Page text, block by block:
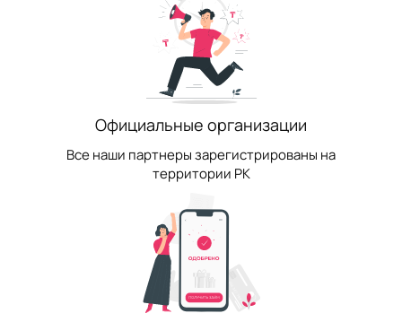
Официальные организации
Все наши партнеры зарегистрированы на
территории РК